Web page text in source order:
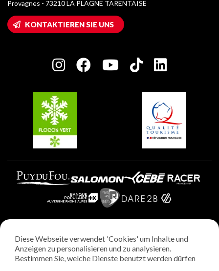
Logos La Plagne
Wifi-Zugang
Haus der Eigentümer
Charta der Engagierten Akteure
Plagne 1800
Plagne Villages
Plagne Aime 2000
Provagnes - 73210 LA PLAGNE TARENTAISE
KONTAKTIEREN SIE UNS
Rechtliche Hinweise
Datenschutzrichtlinie
Diese Webseite verwendet 'Cookies' um Inhalte und
Anzeigen zu personalisieren und zu analysieren.
Bestimmen Sie, welche Dienste benutzt werden dürfen